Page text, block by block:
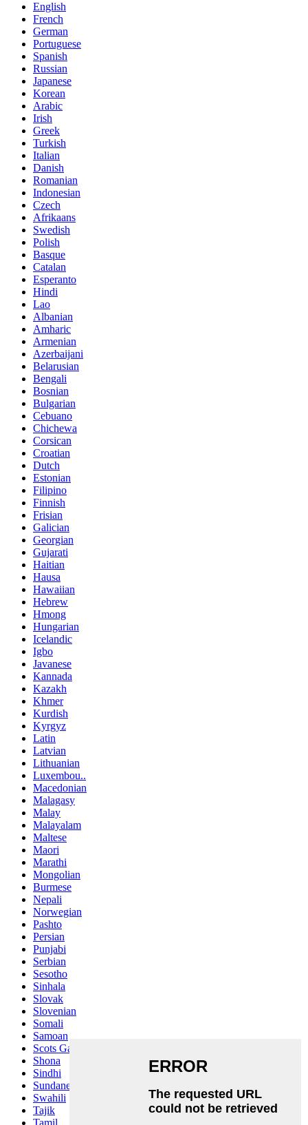
English
French
German
Portuguese
Spanish
Russian
Japanese
Korean
Arabic
Irish
Greek
Turkish
Italian
Danish
Romanian
Indonesian
Czech
Afrikaans
Swedish
Polish
Basque
Catalan
Esperanto
Hindi
Lao
Albanian
Amharic
Armenian
Azerbaijani
Belarusian
Bengali
Bosnian
Bulgarian
Cebuano
Chichewa
Corsican
Croatian
Dutch
Estonian
Filipino
Finnish
Frisian
Galician
Georgian
Gujarati
Haitian
Hausa
Hawaiian
Hebrew
Hmong
Hungarian
Icelandic
Igbo
Javanese
Kannada
Kazakh
Khmer
Kurdish
Kyrgyz
Latin
Latvian
Lithuanian
Luxembou..
Macedonian
Malagasy
Malay
Malayalam
Maltese
Maori
Marathi
Mongolian
Burmese
Nepali
Norwegian
Pashto
Persian
Punjabi
Serbian
Sesotho
Sinhala
Slovak
Slovenian
Somali
Samoan
Scots Gaelic
Shona
Sindhi
Sundanese
Swahili
Tajik